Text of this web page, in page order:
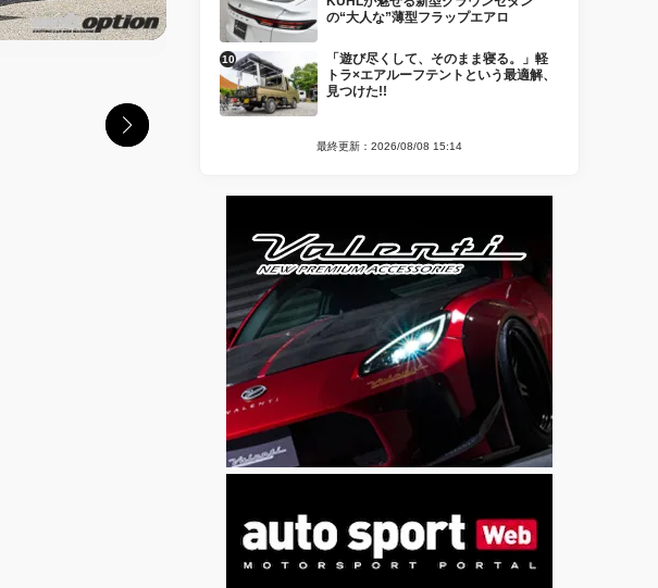
の“大人な”薄型フラップエアロ
「遊び尽くして、そのまま寝る。」軽
トラ×エアルーフテントという最適解、
見つけた!!
最終更新：2026/08/08 15:14